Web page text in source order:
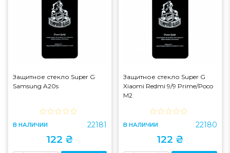
Защитное стекло Super G
Samsung A20s
В НАЛИЧИИ 22181
122 ₴
Защитное стекло Super G
Xiaomi Redmi 9/9 Prime/Poco
M2
В НАЛИЧИИ 22180
122 ₴